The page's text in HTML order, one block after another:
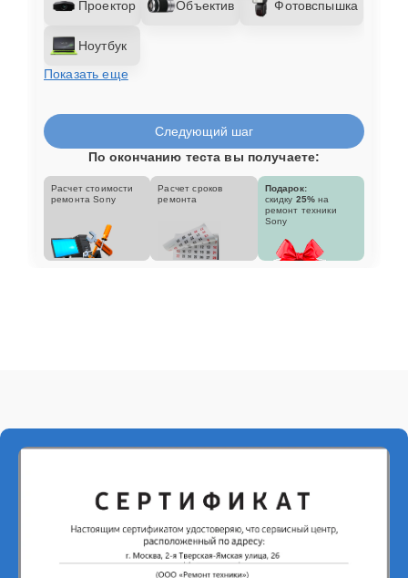
Проектор Объектив Фотовспышка
Ноутбук
Показать еще
Следующий шаг
По окончанию теста вы получаете:
Расчет стоимости
ремонта Sony
Расчет сроков
ремонта
Подарок:
скидку 25% на
ремонт техники
Sony